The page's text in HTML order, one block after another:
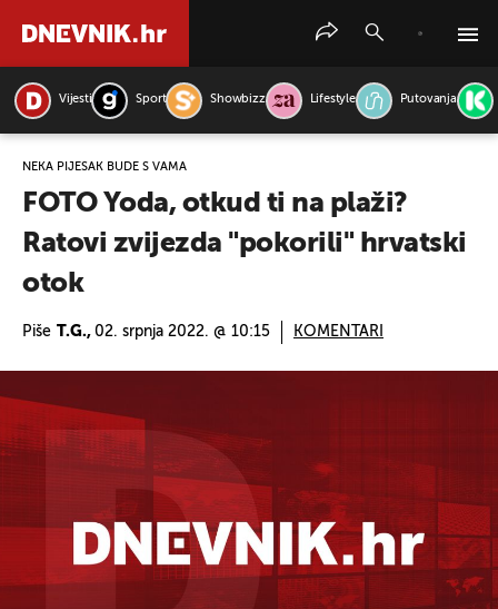
Vijesti Sport Showbizz Lifestyle Putovanja
NEKA PIJESAK BUDE S VAMA
FOTO Yoda, otkud ti na plaži?
Ratovi zvijezda "pokorili" hrvatski
otok
Piše T.G., 02. srpnja 2022. @ 10:15 KOMENTARI
PRETRAŽITE VIJESTI